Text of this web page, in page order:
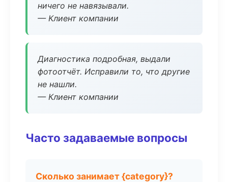
ничего не навязывали.
— Клиент компании
Диагностика подробная, выдали
фотоотчёт. Исправили то, что другие
не нашли.
— Клиент компании
Часто задаваемые вопросы
Сколько занимает {category}?